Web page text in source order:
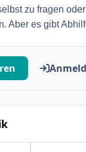
zu fragen
Aber es gibt